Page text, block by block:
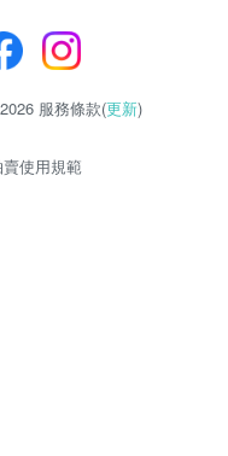
服務條款(更新)
使用規範